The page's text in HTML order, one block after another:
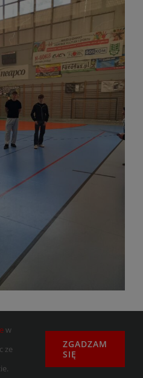
w
ze
ZGADZAM
SIĘ